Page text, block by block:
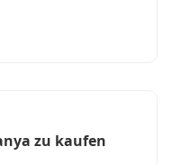
zu kaufen